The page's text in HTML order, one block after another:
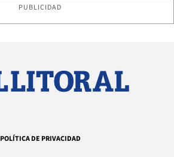
PUBLICIDAD
POLÍTICA DE PRIVACIDAD